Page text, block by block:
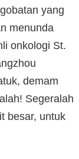
yang
menunda
onkologi St.
demam
Segeralah
besar, untuk